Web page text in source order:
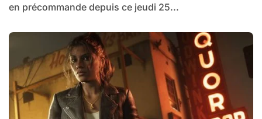
en précommande depuis ce jeudi 25...